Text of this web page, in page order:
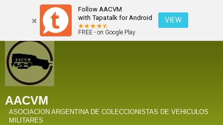
Follow AACVM
with Tapatalk for Android
FREE - on Google Play
VIEW
AACVM
ASOCIACION ARGENTINA DE COLECCIONISTAS DE VEHICULOS
MILITARES